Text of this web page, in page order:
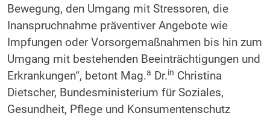
Bewegung, den Umgang mit Stressoren, die
Inanspruchnahme präventiver Angebote wie
Impfungen oder Vorsorgemaßnahmen bis hin zum
Umgang mit bestehenden Beeinträchtigungen und
Erkrankungen“, betont Mag.a Dr.in Christina
Dietscher, Bundesministerium für Soziales,
Gesundheit, Pflege und Konsumentenschutz